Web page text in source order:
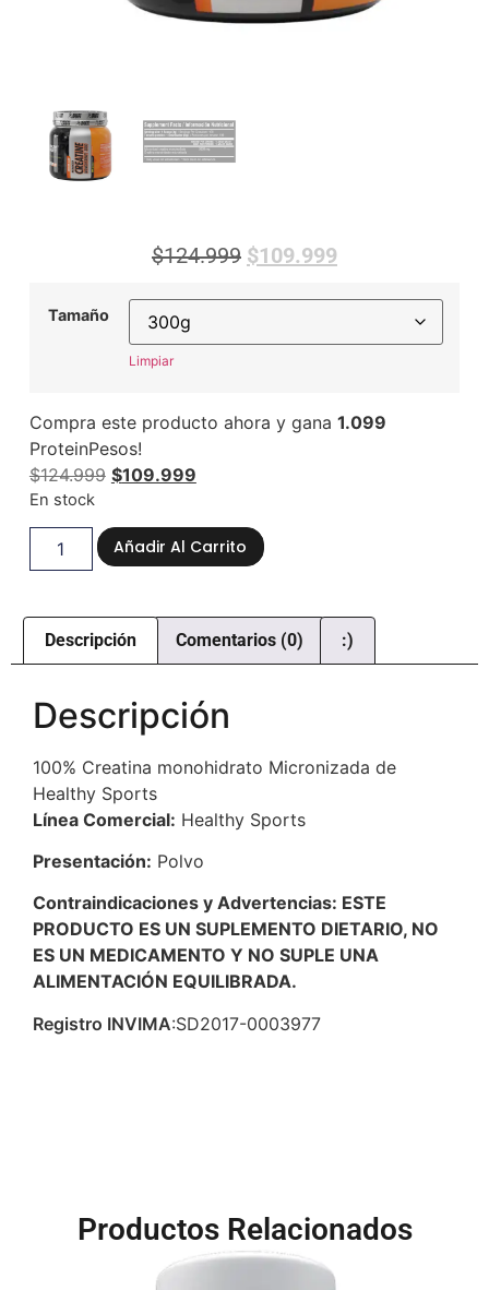
$124.999 $109.999
Tamaño
Limpiar
Compra este producto ahora y gana 1.099
ProteinPesos!
$124.999 $109.999
En stock
Añadir Al Carrito
Descripción Comentarios (0) :)
Descripción
100% Creatina monohidrato Micronizada de
Healthy Sports
Línea Comercial: Healthy Sports
Presentación: Polvo
Contraindicaciones y Advertencias: ESTE
PRODUCTO ES UN SUPLEMENTO DIETARIO, NO
ES UN MEDICAMENTO Y NO SUPLE UNA
ALIMENTACIÓN EQUILIBRADA.
Registro INVIMA:SD2017-0003977
Productos Relacionados